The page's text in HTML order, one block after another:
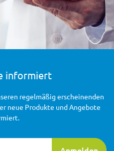
informiert
regelmäßig erscheinenden
neue Produkte und Angebote